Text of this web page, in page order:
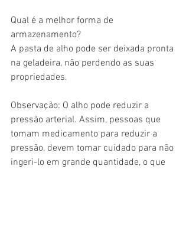
Qual é a melhor forma de
armazenamento?
A pasta de alho pode ser deixada pronta
na geladeira, não perdendo as suas
propriedades.
Observação: O alho pode reduzir a
pressão arterial. Assim, pessoas que
tomam medicamento para reduzir a
pressão, devem tomar cuidado para não
ingeri-lo em grande quantidade, o que